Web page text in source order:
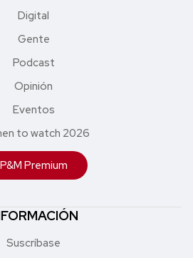
Digital
Gente
Podcast
Opinión
Eventos
to watch 2026
P&M Premium
Suscríbase